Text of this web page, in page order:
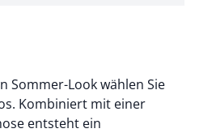
Sommer-Look wählen Sie
Kombiniert mit einer
entsteht ein